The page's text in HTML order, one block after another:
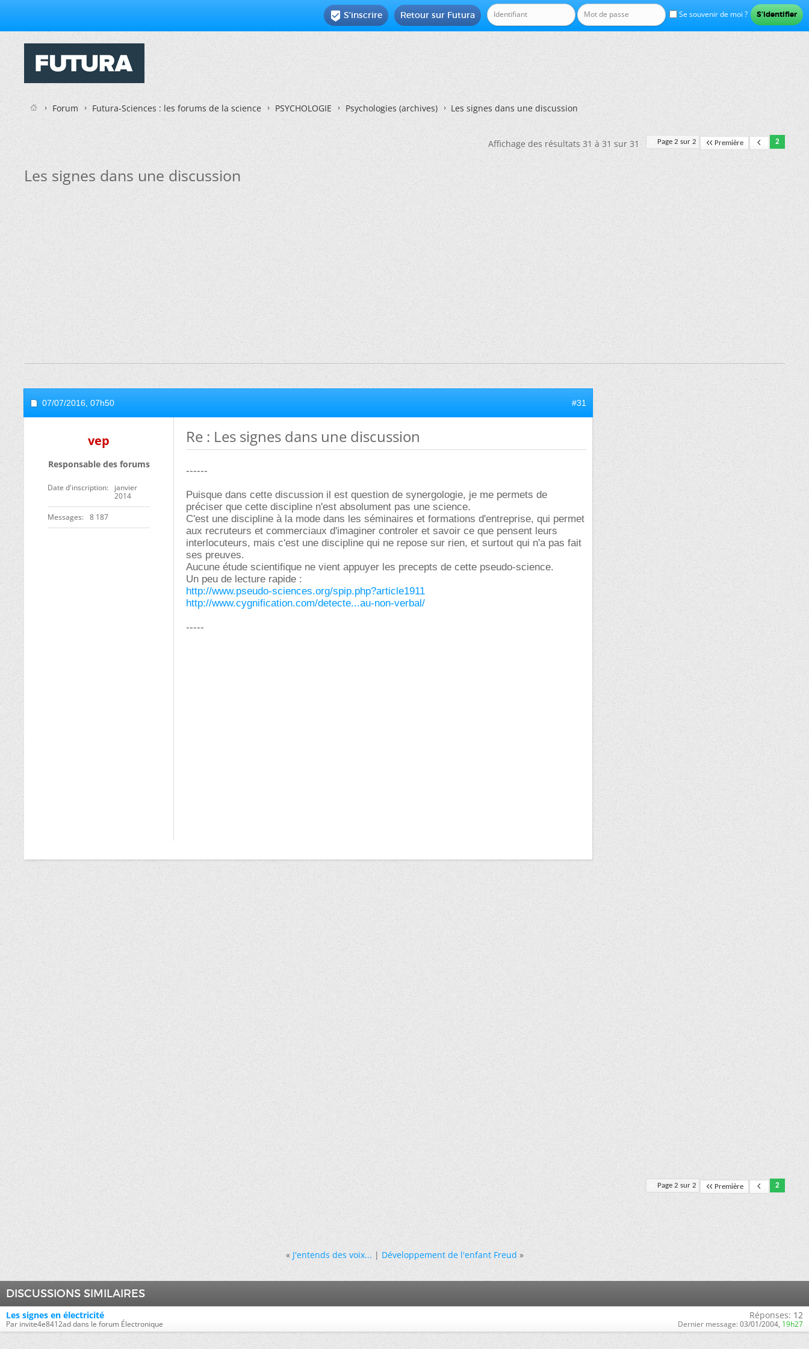
Se souvenir de moi ?
Retour sur Futura
 S'inscrire
Forum Futura-Sciences : les forums de la science PSYCHOLOGIE Psychologies (archives) Les signes dans une discussion
Page 2 sur 2 Première 2
Affichage des résultats 31 à 31 sur 31
Les signes dans une discussion
07/07/2016, 07h50 #31
vep
Responsable des forums
Date d'inscription
janvier
2014
Messages 8 187
Re : Les signes dans une discussion
------
Puisque dans cette discussion il est question de synergologie, je me permets de
préciser que cette discipline n'est absolument pas une science.
C'est une discipline à la mode dans les séminaires et formations d'entreprise, qui permet
aux recruteurs et commerciaux d'imaginer controler et savoir ce que pensent leurs
interlocuteurs, mais c'est une discipline qui ne repose sur rien, et surtout qui n'a pas fait
ses preuves.
Aucune étude scientifique ne vient appuyer les precepts de cette pseudo-science.
Un peu de lecture rapide :
http://www.pseudo-sciences.org/spip.php?article1911
http://www.cygnification.com/detecte...au-non-verbal/
-----
Page 2 sur 2 Première 2
« J'entends des voix...|Développement de l'enfant Freud »
DISCUSSIONS SIMILAIRES
Les signes en électricité
Par invite4e8412ad dans le forum Électronique
Réponses: 12
Dernier message:03/01/2004, 19h27